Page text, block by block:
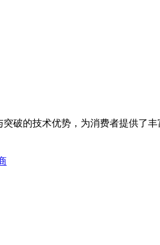
破的技术优势，为消费者提供了